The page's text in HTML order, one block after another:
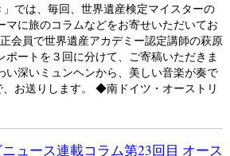
」では、毎回、世界遺産検定マイスターの
マに旅のコラムなどをお寄せいただいてお
会員で世界遺産アカデミー認定講師の萩原
ポートを３回に分けて、ご寄稿いただきま
い深いミュンヘンから、美しい音楽が奏で
お送りします。 ◆南ドイツ・オーストリ
ュース連載コラム第23回目 オース